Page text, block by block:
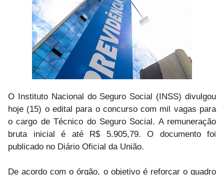
O Instituto Nacional do Seguro Social (INSS) divulgou
hoje (15) o edital para o concurso com mil vagas para
o cargo de Técnico do Seguro Social. A remuneração
bruta inicial é até R$ 5.905,79. O documento foi
publicado no Diário Oficial da União.
De acordo com o órgão, o objetivo é reforçar o quadro